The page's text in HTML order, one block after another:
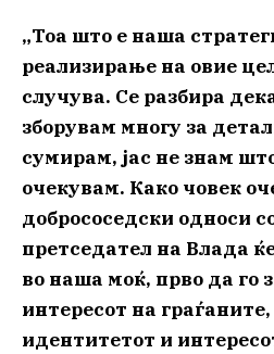
„Тоа што е наша
реализирање на овие
случува. Се разбира
зборувам многу за
сумирам, јас не знам
очекувам. Како човек
добрососедски односи
претседател на Влада
во наша моќ, прво да го
интересот на
идентитетот и